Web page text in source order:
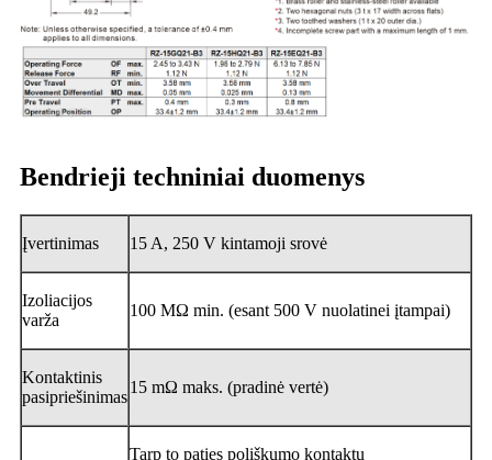
Bendrieji techniniai duomenys
Įvertinimas 15 A, 250 V kintamoji srovė
Izoliacijos
varža
100 MΩ min. (esant 500 V nuolatinei įtampai)
Kontaktinis
pasipriešinimas
15 mΩ maks. (pradinė vertė)
Tarp to paties poliškumo kontaktų